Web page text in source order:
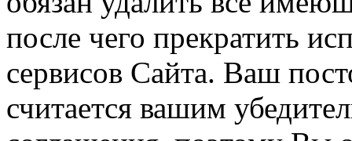
после чего прекратить
сервисов Сайта. Ваш
считается вашим